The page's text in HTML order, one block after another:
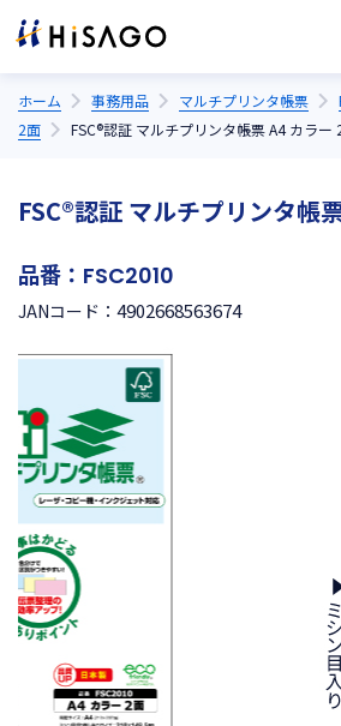
ホーム 事務用品 マルチプリンタ帳票
2面
FSC®認証 マルチプリンタ帳票 A4 カラー
FSC®認証 マルチプリンタ帳
品番： FSC2010
JANコード： 4902668563674